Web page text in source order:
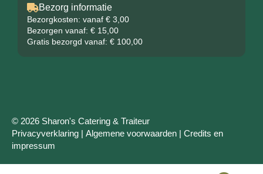
Bezorg informatie
Bezorgkosten: vanaf € 3,00
Bezorgen vanaf: € 15,00
Gratis bezorgd vanaf: € 100,00
© 2026 Sharon's Catering & Traiteur
Privacyverklaring | Algemene voorwaarden | Credits en
impressum